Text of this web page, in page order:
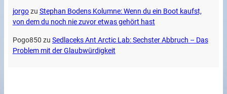
jorgozu Stephan Bodens Kolumne: Wenn du ein Boot kaufst,
von dem du noch nie zuvor etwas gehört hast
Pogo850 zu Sedlaceks Ant Arctic Lab: Sechster Abbruch – Das
Problem mit der Glaubwürdigkeit